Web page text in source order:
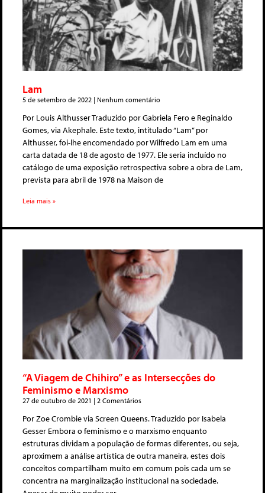
Lam
5 de setembro de 2022 Nenhum comentário
Por Louis Althusser Traduzido por Gabriela Fero e Reginaldo
Gomes, via Akephale. Este texto, intitulado “Lam” por
Althusser, foi-lhe encomendado por Wilfredo Lam em uma
carta datada de 18 de agosto de 1977. Ele seria incluído no
catálogo de uma exposição retrospectiva sobre a obra de Lam,
prevista para abril de 1978 na Maison de
Leia mais »
“A Viagem de Chihiro” e as Intersecções do
Feminismo e Marxismo
27 de outubro de 2021 2 Comentários
Por Zoe Crombie via Screen Queens. Traduzido por Isabela
Gesser Embora o feminismo e o marxismo enquanto
estruturas dividam a população de formas diferentes, ou seja,
aproximem a análise artística de outra maneira, estes dois
conceitos compartilham muito em comum pois cada um se
concentra na marginalização institucional na sociedade.